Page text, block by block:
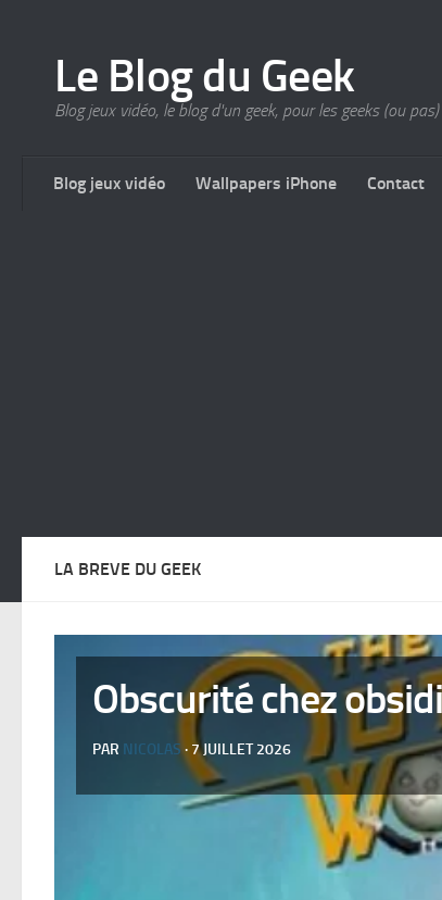
Le Blog du Geek
Blog jeux vidéo, le blog d'un geek, pour les geeks (ou pas)
Blog jeux vidéo Wallpapers iPhone Contact
LA BREVE DU GEEK
Obscurité chez
PAR NICOLAS · 7 JUILLET 2026